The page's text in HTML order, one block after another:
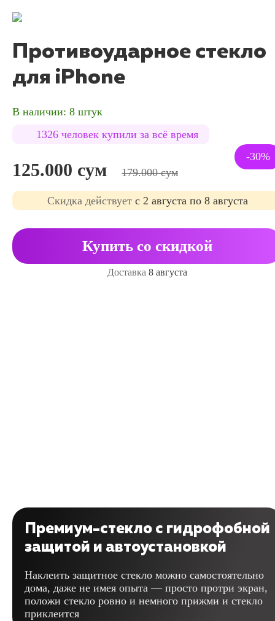
Противоударное стекло
для iPhone
В наличии: 8 штук
1326 человек купили за всё время
125.000 сум 179.000 сум
-30%
Cкидка действует с 2 августа по 8 августа
Купить со скидкой
Доставка 8 августа
Премиум-стекло с гидрофобной
защитой и автоустановкой
Наклеить защитное стекло можно самостоятельно
дома, даже не имея опыта — просто протри экран,
положи стекло ровно и немного прижми и стекло
приклеится